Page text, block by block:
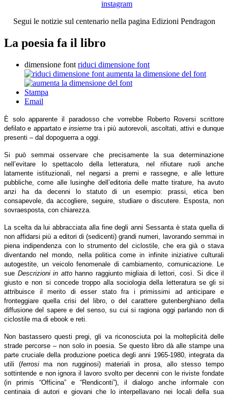
Segui le notizie sul centenario nella pagina Edizioni Pendragon
La poesia fa il libro
dimensione font riduci dimensione font
aumenta la dimensione del font
Stampa
Email
È solo apparente il paradosso che vorrebbe Roberto Roversi scrittore
defilato e appartato e insieme tra i più autorevoli, ascoltati, attivi e dunque
presenti – dal dopoguerra a oggi.
Si può semmai osservare che precisamente la sua determinazione
nell’evitare lo spettacolo della letteratura, nel rifiutare ruoli anche
latamente istituzionali, nel negarsi a premi e rassegne, e alle letture
pubbliche, come alle lusinghe dell’editoria delle matte tirature, ha avuto
anzi ha da decenni lo statuto di un esempio: prassi, etica ben
consapevole, da accogliere, seguire, studiare o discutere. Esposta, non
sovraesposta, con chiarezza.
La scelta da lui abbracciata alla fine degli anni Sessanta è stata quella di
non affidarsi più a editori di (sedicenti) grandi numeri, lavorando semmai in
piena indipendenza con lo strumento del ciclostile, che era già o stava
diventando nel mondo, nella politica come in infinite iniziative culturali
autogestite, un veicolo fenomenale di cambiamento, comunicazione. Le
sue Descrizioni in atto hanno raggiunto migliaia di lettori, così. Si dice il
giusto e non si concede troppo alla sociologia della letteratura se gli si
attribuisce il merito di esser stato fra i primissimi ad anticipare e
fronteggiare quella crisi del libro, o del carattere gutenberghiano della
diffusione del sapere e del senso, su cui si ragiona oggi parlando non di
ciclostile ma di ebook e reti.
Non bastassero questi pregi, gli va riconosciuta poi la molteplicità delle
strade percorse – non solo in poesia. Se questo libro dà alle stampe una
parte cruciale della produzione poetica degli anni 1965-1980, integrata da
utili (ferrosima non rugginosi) materiali in prosa, allo stesso tempo
sottintende e non ignora il lavoro svolto per decenni con le riviste fondate
(in primis “Officina” e “Rendiconti”), il dialogo anche informale con
centinaia di autori e giovani che lo interpellavano nei locali della sua